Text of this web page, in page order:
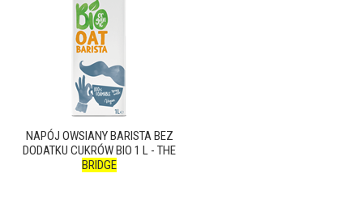
NAPÓJ OWSIANY BARISTA BEZ
DODATKU CUKRÓW BIO 1 L - THE
BRIDGE